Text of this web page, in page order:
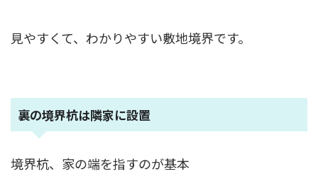
見やすくて、わかりやすい敷地境界です。
裏の境界杭は隣家に設置
境界杭、家の端を指すのが基本